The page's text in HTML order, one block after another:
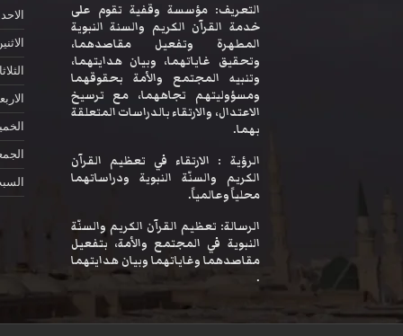
التعريف: مؤسسة وقفية تقوم على
خدمة القرآن الكريم والسنة النبوية
المطهرة وتفعيل مقاصدهما،
وتحقيق غاياتهما، وبيان هدايتهما،
وتنبيه المجتمع والأمة بحقوقهما
ومسؤوليتهم تجاههما، مع ترسيخ
الاعتدال، والارتقاء بالدراسات المتعلقة
بهما.
الرؤية : الارتقاء في تعظيم القرآن
الكريم والسنّة النبوية ودراساتهما
محلياً وعالمياً.
الرسالة: تعظيم القرآن الكريم والسنّة
النبوية في المجتمع والأمة، بتفعيل
مقاصدهما وغاياتهما وبيان هدايتهما
.
الاحد